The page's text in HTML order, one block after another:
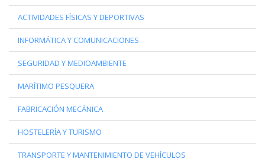
ACTIVIDADES FÍSICAS Y DEPORTIVAS
INFORMÁTICA Y COMUNICACIONES
SEGURIDAD Y MEDIOAMBIENTE
MARÍTIMO PESQUERA
FABRICACIÓN MECÁNICA
HOSTELERÍA Y TURISMO
TRANSPORTE Y MANTENIMIENTO DE VEHÍCULOS